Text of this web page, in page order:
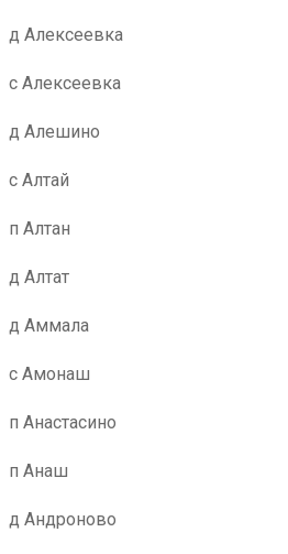
д Алексеевка
с Алексеевка
д Алешино
с Алтай
п Алтан
д Алтат
д Аммала
с Амонаш
п Анастасино
п Анаш
д Андроново